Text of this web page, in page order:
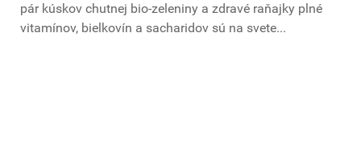
pár kúskov chutnej bio-zeleniny a zdravé raňajky plné
vitamínov, bielkovín a sacharidov sú na svete...